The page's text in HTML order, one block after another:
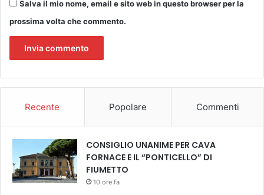
i
o
a
n
i
s
u
Salva il mio nome, email e sito web in questo browser per la
prossima volta che commento.
Recente Popolare Commenti
CONSIGLIO UNANIME PER CAVA
FORNACE E IL “PONTICELLO” DI
FIUMETTO
10 ore fa